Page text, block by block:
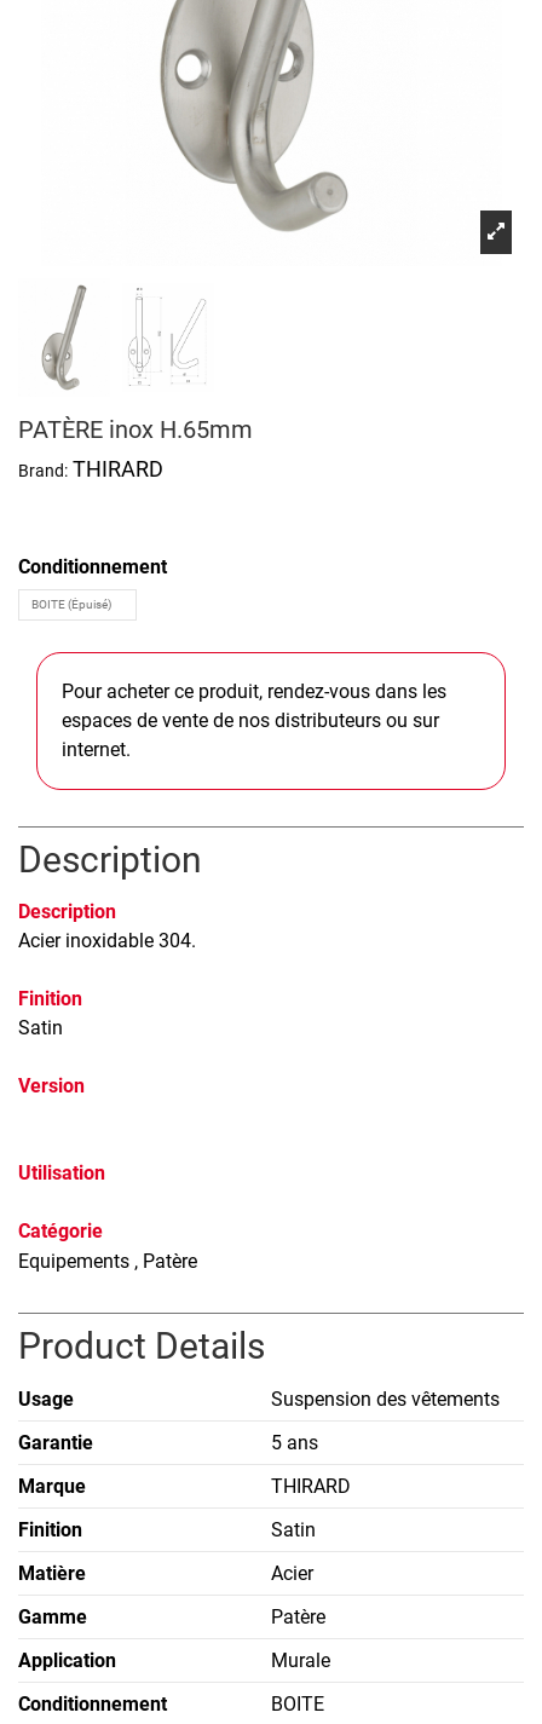
PATÈRE inox H.65mm
Brand: THIRARD
Conditionnement
Pour acheter ce produit, rendez-vous dans les
espaces de vente de nos distributeurs ou sur
internet.
Description
Description
Acier inoxidable 304.
Finition
Satin
Version
Utilisation
Catégorie
Equipements , Patère
Product Details
Usage
Suspension des vêtements
Garantie
5 ans
Marque
THIRARD
Finition
Satin
Matière
Acier
Gamme
Patère
Application
Murale
Conditionnement
BOITE